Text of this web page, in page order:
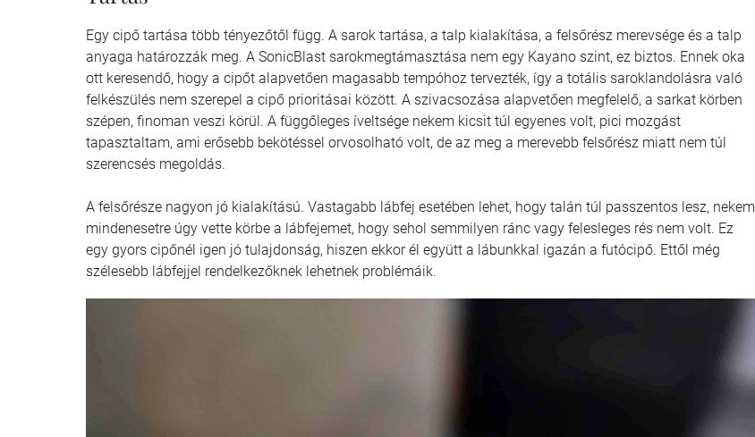
Egy cipő tartása több tényezőtől függ. A sarok tartása, a talp kialakítása, a felsőrész merevsége és a talp
anyaga határozzák meg. A SonicBlast sarokmegtámasztása nem egy Kayano szint, ez biztos. Ennek oka
ott keresendő, hogy a cipőt alapvetően magasabb tempóhoz tervezték, így a totális saroklandolásra való
felkészülés nem szerepel a cipő prioritásai között. A szivacsozása alapvetően megfelelő, a sarkat körben
szépen, finoman veszi körül. A függőleges íveltsége nekem kicsit túl egyenes volt, pici mozgást
tapasztaltam, ami erősebb bekötéssel orvosolható volt, de az meg a merevebb felsőrész miatt nem túl
szerencsés megoldás.
A felsőrésze nagyon jó kialakítású. Vastagabb lábfej esetében lehet, hogy talán túl passzentos lesz, nekem
mindenesetre úgy vette körbe a lábfejemet, hogy sehol semmilyen ránc vagy felesleges rés nem volt. Ez
egy gyors cipőnél igen jó tulajdonság, hiszen ekkor él együtt a lábunkkal igazán a futócipő. Ettől még
szélesebb lábfejjel rendelkezőknek lehetnek problémáik.